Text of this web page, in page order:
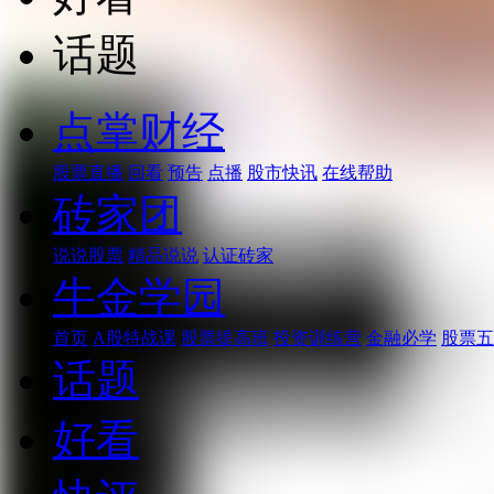
话题
点掌财经
股票直播 回看 预告 点播 股市快讯 在线帮助
砖家团
说说股票 精品说说 认证砖家
牛金学园
首页 A股特战课 股票提高班 投资训练营 金融必学 股票
话题
好看